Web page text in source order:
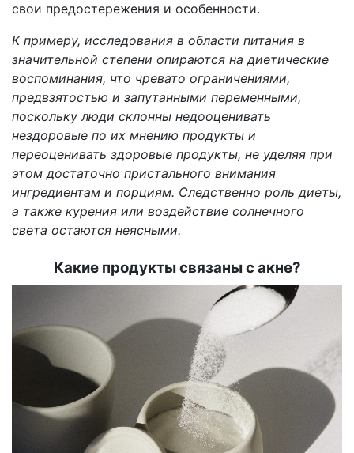
свои предостережения и особенности.
К примеру, исследования в области питания в
значительной степени опираются на диетические
воспоминания, что чревато ограничениями,
предвзятостью и запутанными переменными,
поскольку люди склонны недооценивать
нездоровые по их мнению продукты и
переоценивать здоровые продукты, не уделяя при
этом достаточно пристального внимания
ингредиентам и порциям. Следственно роль диеты,
а также курения или воздействие солнечного
света остаются неясными.
Какие продукты связаны с акне?